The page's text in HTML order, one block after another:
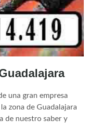
una gran empresa
zona de Guadalajara
de nuestro saber y